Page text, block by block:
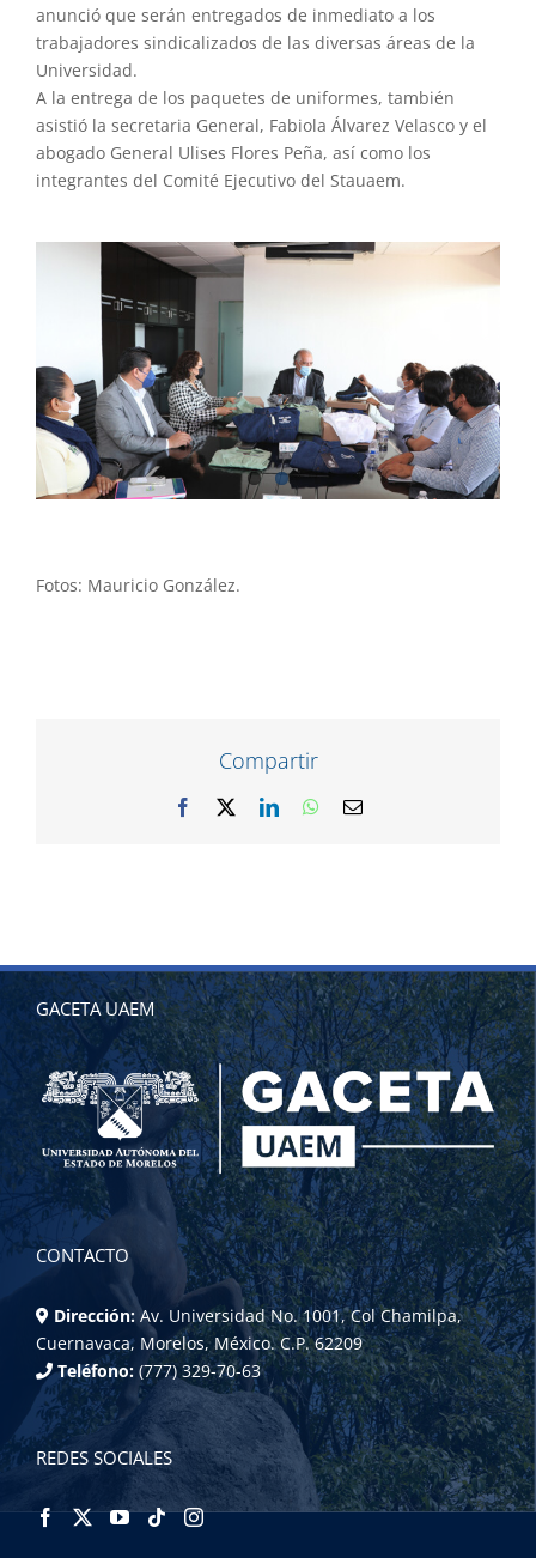
anunció que serán entregados de inmediato a los
trabajadores sindicalizados de las diversas áreas de la
Universidad.
A la entrega de los paquetes de uniformes, también
asistió la secretaria General, Fabiola Álvarez Velasco y el
abogado General Ulises Flores Peña, así como los
integrantes del Comité Ejecutivo del Stauaem.
Fotos: Mauricio González.
Compartir
Facebook LinkedInWhatsApp
Correo
GACETA UAEM
CONTACTO
Dirección: Av. Universidad No. 1001, Col Chamilpa,
Cuernavaca, Morelos, México. C.P. 62209
Teléfono: (777) 329-70-63
REDES SOCIALES